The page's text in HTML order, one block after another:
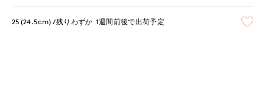
25(24.5cm) 残りわずか 1週間前後で出荷予定